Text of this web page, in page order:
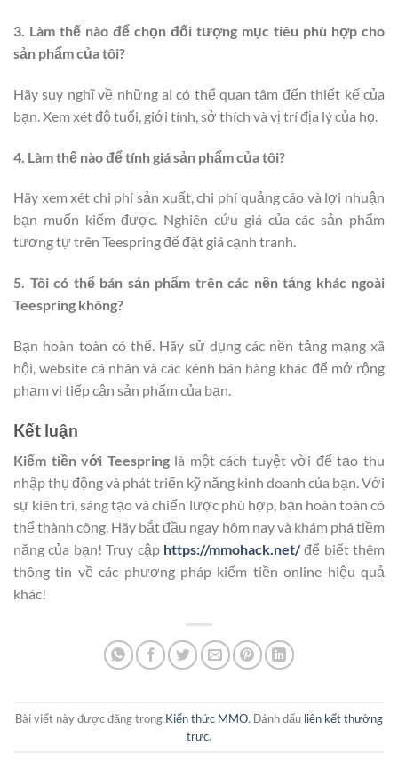
3. Làm thế nào để chọn đối tượng mục tiêu phù hợp cho
sản phẩm của tôi?
Hãy suy nghĩ về những ai có thể quan tâm đến thiết kế của
bạn. Xem xét độ tuổi, giới tính, sở thích và vị trí địa lý của họ.
4. Làm thế nào để tính giá sản phẩm của tôi?
Hãy xem xét chi phí sản xuất, chi phí quảng cáo và lợi nhuận
bạn muốn kiếm được. Nghiên cứu giá của các sản phẩm
tương tự trên Teespring để đặt giá cạnh tranh.
5. Tôi có thể bán sản phẩm trên các nền tảng khác ngoài
Teespring không?
Bạn hoàn toàn có thể. Hãy sử dụng các nền tảng mạng xã
hội, website cá nhân và các kênh bán hàng khác để mở rộng
phạm vi tiếp cận sản phẩm của bạn.
Kết luận
Kiếm tiền với Teespringlà một cách tuyệt vời để tạo thu
nhập thụ động và phát triển kỹ năng kinh doanh của bạn. Với
sự kiên trì, sáng tạo và chiến lược phù hợp, bạn hoàn toàn có
thể thành công. Hãy bắt đầu ngay hôm nay và khám phá tiềm
năng của bạn! Truy cập https://mmohack.net/để biết thêm
thông tin về các phương pháp kiếm tiền online hiệu quả
khác!
Bài viết này được đăng trong Kiến thức MMO. Đánh dấu liên kết thường
trực.